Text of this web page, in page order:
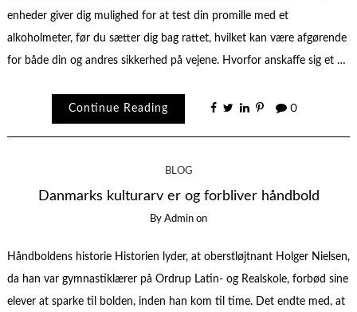
enheder giver dig mulighed for at test din promille med et
alkoholmeter, før du sætter dig bag rattet, hvilket kan være afgørende
for både din og andres sikkerhed på vejene. Hvorfor anskaffe sig et …
Continue Reading 0
BLOG
Danmarks kulturarv er og forbliver håndbold
By Admin on
Håndboldens historie Historien lyder, at oberstløjtnant Holger Nielsen,
da han var gymnastiklærer på Ordrup Latin- og Realskole, forbød sine
elever at sparke til bolden, inden han kom til time. Det endte med, at